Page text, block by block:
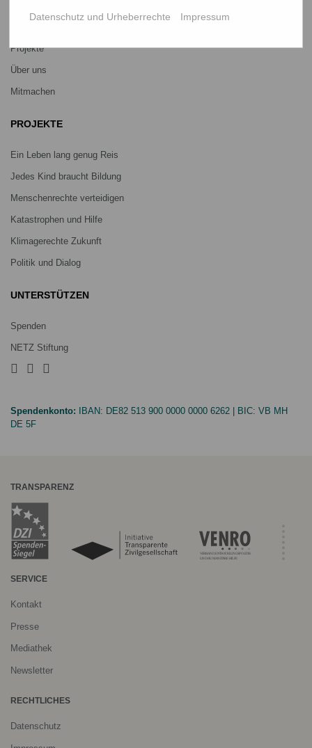
Projekte
Über uns
Mitmachen
PROJEKTE
Ein Leben lang genug Reis
Jedes Kind braucht Bildung
Menschenrechte verteidigen
Katastrophen und Hilfe
Klimagerechte Zukunft
Politik und Dialog
UNTERSTÜTZEN
Spenden
NETZ Stiftung
Spendenkonto: IBAN: DE82 513 900 0000 0000 6262 | BIC: VB MH
DE 5F
TRANSPARENZ
SERVICE
Kontakt
Presse
Mediathek
Newsletter
RECHTLICHES
Datenschutz
Datenschutz und Urheberrechte Impressum